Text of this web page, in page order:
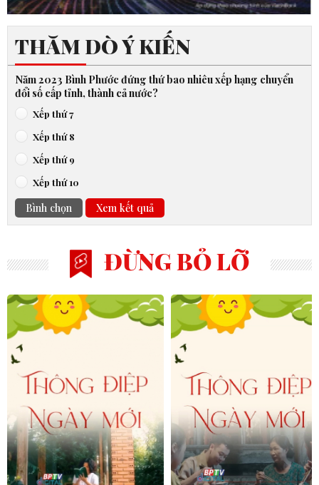
THĂM DÒ Ý KIẾN
Năm 2023 Bình Phước đứng thứ bao nhiêu xếp hạng chuyển
đổi số cấp tỉnh, thành cả nước?
Xếp thứ 7
Xếp thứ 8
Xếp thứ 9
Xếp thứ 10
Bình chọn Xem kết quả
ĐỪNG BỎ LỠ